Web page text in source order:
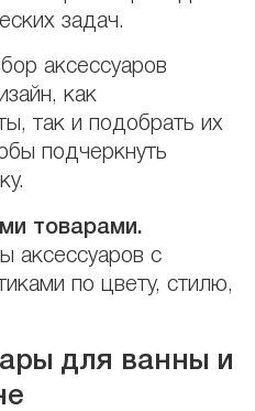
задач.
аксессуаров
как
так и подобрать их
подчеркнуть
товарами.
аксессуаров с
по цвету, стилю,
для ванны и